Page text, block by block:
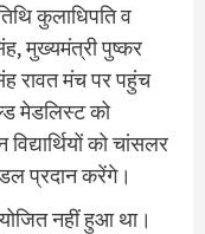
कुलाधिपति व
मुख्यमंत्री पुष्कर
रावत मंच पर पहुंच
मेडलिस्ट को
को चांसलर
प्रदान करेंगे।
नहीं हुआ था।